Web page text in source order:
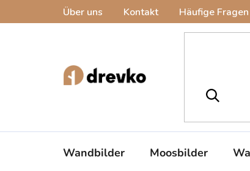
Über uns Kontakt Häufige Fragen
Wandbilder Moosbilder